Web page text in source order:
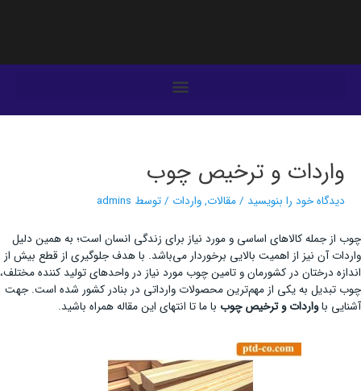
واردات و ترخیص چوب
دیدگاه‌ خود را بنویسید /مقالات,واردات / توسط admins
چوب از جمله کالاهای اساسی و مورد نیاز برای زندگی انسان است؛ به همین دلیل
واردات آن نیز از اهمیت بالایی برخوردار می‌باشد. با هدف جلوگیری از قطع بیش از
اندازه درختان در کشورمان و تامین چوب مورد نیاز در واحدهای تولید کننده مختلف،
چوب تبدیل به یکی از مهم‌ترین محصولات وارداتی در بنادر کشور شده است. جهت
آشنایی باواردات و ترخیص چوب با ما تا انتهای این مقاله همراه باشید.